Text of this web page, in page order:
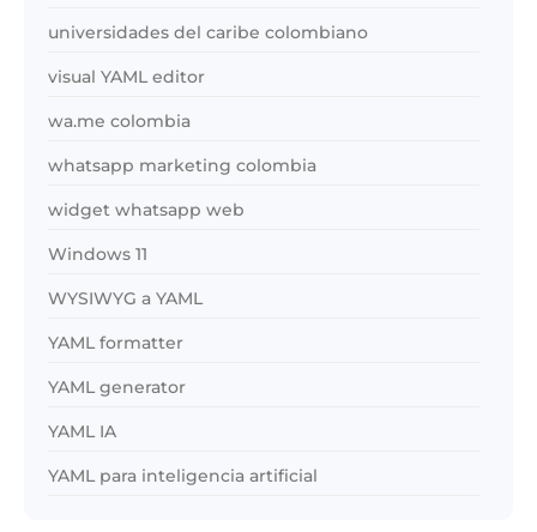
universidades del caribe colombiano
visual YAML editor
wa.me colombia
whatsapp marketing colombia
widget whatsapp web
Windows 11
WYSIWYG a YAML
YAML formatter
YAML generator
YAML IA
YAML para inteligencia artificial